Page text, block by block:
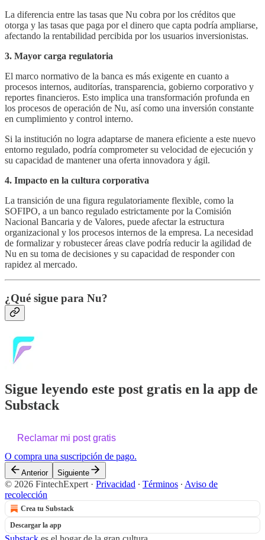
La diferencia entre las tasas que Nu cobra por los créditos que
otorga y las tasas que paga por el dinero que capta podría ampliarse,
afectando la rentabilidad percibida por los usuarios inversionistas.
3. Mayor carga regulatoria
El marco normativo de la banca es más exigente en cuanto a
procesos internos, auditorías, transparencia, gobierno corporativo y
reportes financieros. Esto implica una transformación profunda en
los procesos de operación de Nu, así como una inversión constante
en cumplimiento y control interno.
Si la institución no logra adaptarse de manera eficiente a este nuevo
entorno regulado, podría comprometer su velocidad de ejecución y
su capacidad de mantener una oferta innovadora y ágil.
4. Impacto en la cultura corporativa
La transición de una figura regulatoriamente flexible, como la
SOFIPO, a un banco regulado estrictamente por la Comisión
Nacional Bancaria y de Valores, puede afectar la estructura
organizacional y los procesos internos de la empresa. La necesidad
de formalizar y robustecer áreas clave podría reducir la agilidad de
Nu en su toma de decisiones y su capacidad de responder con
rapidez al mercado.
¿Qué sigue para Nu?
Sigue leyendo este post gratis en la app de
Substack
Reclamar mi post gratis
O compra una suscripción de pago.
Anterior Siguiente
© 2026 FintechExpert · Privacidad ∙ Términos ∙ Aviso de
recolección
Crea tu Substack
Descargar la app